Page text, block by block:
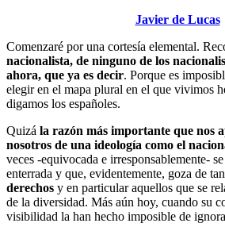
Javier de Lucas
Comenzaré por una cortesía elemental.
nacionalista, de ninguno de los
ahora, que ya es decir. Porque es
elegir en el mapa plural en el que vivimos
digamos los españoles.
Quizá la razón más importante que nos
nosotros de una ideología como el
veces -equivocada e irresponsablemente-
enterrada y que, evidentemente, goza de
derechos y en particular aquellos que se
de la diversidad. Más aún hoy, cuando su
visibilidad la han hecho imposible de